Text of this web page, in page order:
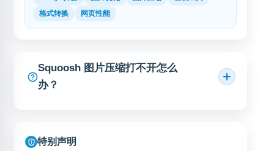
格式转换
网页性能
Squoosh 图片压缩打不开怎么
办？
特别声明